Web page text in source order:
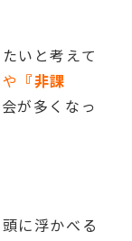
いと考えて
や 『非課
が多くなっ
に浮かべる